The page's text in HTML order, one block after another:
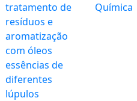
tratamento de
resíduos e
aromatização
com óleos
essências de
diferentes
lúpulos
Química